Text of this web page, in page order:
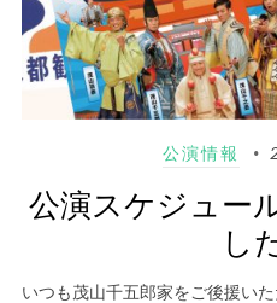
公演情報
公演スケジュー
し
いつも茂山千五郎家をご後援い